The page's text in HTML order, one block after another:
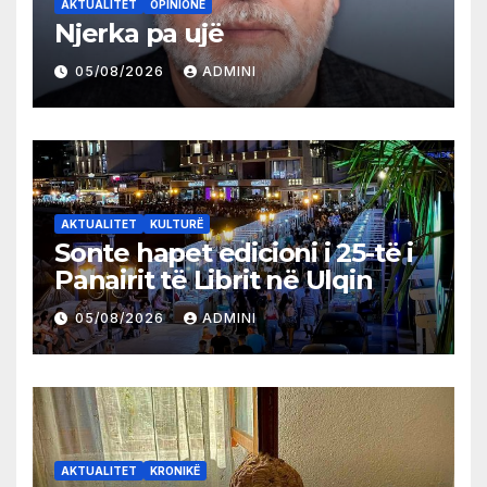
AKTUALITET OPINIONE
Njerka pa ujë
05/08/2026 ADMINI
AKTUALITET KULTURË
Sonte hapet edicioni i 25-të i
Panairit të Librit në Ulqin
05/08/2026 ADMINI
AKTUALITET KRONIKË